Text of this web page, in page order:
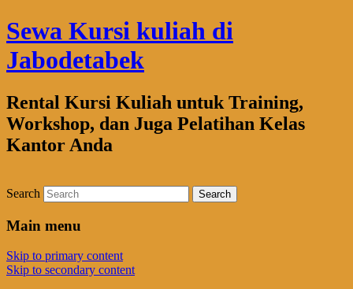
Sewa Kursi kuliah di
Jabodetabek
Rental Kursi Kuliah untuk Training,
Workshop, dan Juga Pelatihan Kelas
Kantor Anda
Search
Main menu
Skip to primary content
Skip to secondary content